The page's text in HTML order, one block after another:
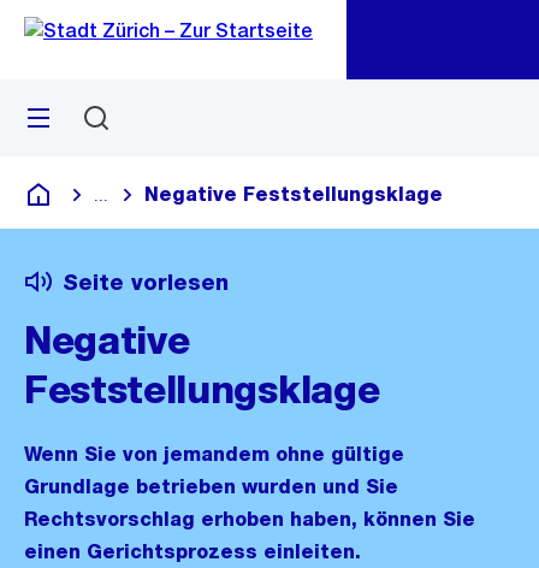
Navigation
Sprunglink
Menü
Deutsch
Blende alle Breadcrumbs ein
Negative Feststellungsklage
Seite vorlesen
Negative
Feststellungsklage
Wenn Sie von jemandem ohne gültige
Grundlage betrieben wurden und Sie
Rechtsvorschlag erhoben haben, können Sie
einen Gerichtsprozess einleiten.